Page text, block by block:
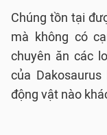
Chúng tồn tại
mà không có
chuyên ăn các
của
động vật nào